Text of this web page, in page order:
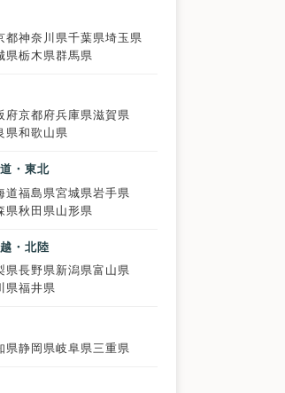
都神奈川県千葉県埼玉県
県栃木県群馬県
府京都府兵庫県滋賀県
県和歌山県
・東北
道福島県宮城県岩手県
県秋田県 山形県
・北陸
県長野県新潟県富山県
県福井県
県静岡県岐阜県 三重県